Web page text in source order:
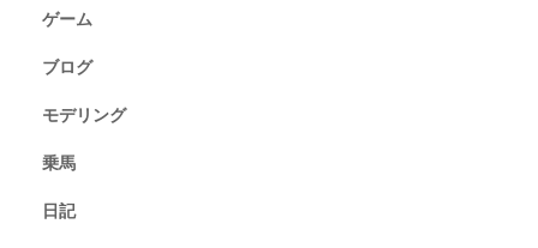
ゲーム
ブログ
モデリング
乗馬
日記